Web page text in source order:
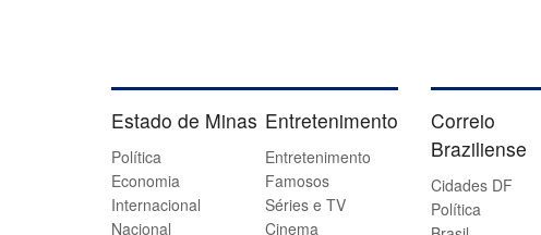
Estado de Minas
Política
Economia
Internacional
Nacional
Entretenimento
Entretenimento
Famosos
Séries e TV
Cinema
Correio
Braziliense
Cidades DF
Política